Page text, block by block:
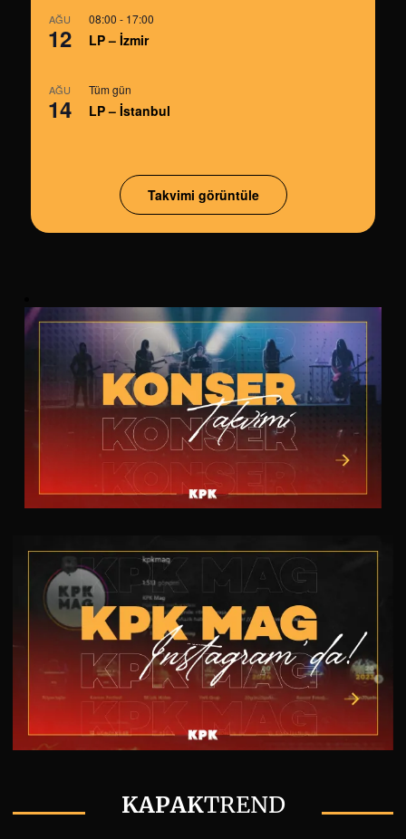
AĞU
12
08:00 - 17:00
LP – İzmir
AĞU
14
Tüm gün
LP – İstanbul
Takvimi görüntüle
KAPAKTREND